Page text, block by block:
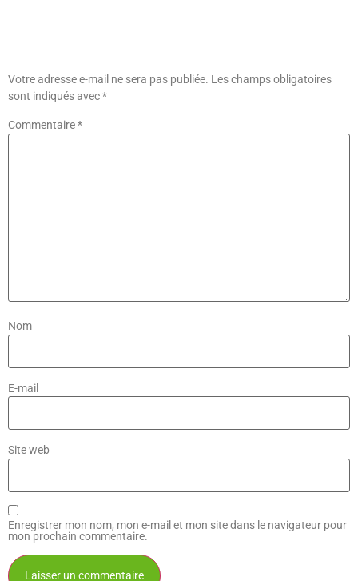
Votre adresse e-mail ne sera pas publiée. Les champs obligatoires
sont indiqués avec*
Commentaire*
Nom
E-mail
Site web
Enregistrer mon nom, mon e-mail et mon site dans le navigateur pour
mon prochain commentaire.